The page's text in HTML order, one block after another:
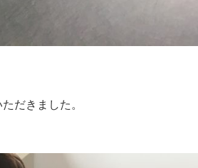
だきました。